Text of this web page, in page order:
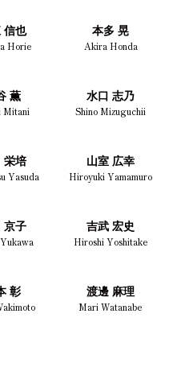
信也
Horie
本多 晃
Akira Honda
薫
Mitani
水口 志乃
Shino Mizuguchii
栄培
Yasuda
山室 広幸
Hiroyuki Yamamuro
京子
吉武 宏史
Hiroshi Yoshitake
彰
渡邊 麻理
Mari Watanabe